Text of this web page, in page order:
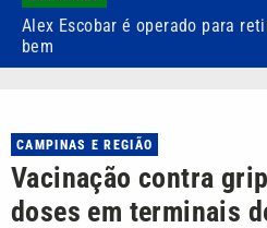
Alex Escobar é operado para
bem
CAMPINAS E REGIÃO
Vacinação contra
doses em terminais